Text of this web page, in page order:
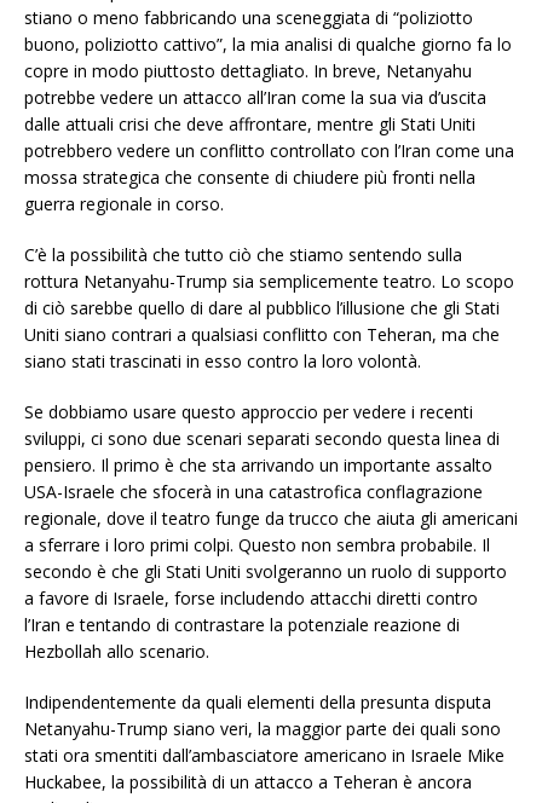
stiano o meno fabbricando una sceneggiata di “poliziotto
buono, poliziotto cattivo”, la mia analisi di qualche giorno fa lo
copre in modo piuttosto dettagliato. In breve, Netanyahu
potrebbe vedere un attacco all’Iran come la sua via d’uscita
dalle attuali crisi che deve affrontare, mentre gli Stati Uniti
potrebbero vedere un conflitto controllato con l’Iran come una
mossa strategica che consente di chiudere più fronti nella
guerra regionale in corso.
C’è la possibilità che tutto ciò che stiamo sentendo sulla
rottura Netanyahu-Trump sia semplicemente teatro. Lo scopo
di ciò sarebbe quello di dare al pubblico l’illusione che gli Stati
Uniti siano contrari a qualsiasi conflitto con Teheran, ma che
siano stati trascinati in esso contro la loro volontà.
Se dobbiamo usare questo approccio per vedere i recenti
sviluppi, ci sono due scenari separati secondo questa linea di
pensiero. Il primo è che sta arrivando un importante assalto
USA-Israele che sfocerà in una catastrofica conflagrazione
regionale, dove il teatro funge da trucco che aiuta gli americani
a sferrare i loro primi colpi. Questo non sembra probabile. Il
secondo è che gli Stati Uniti svolgeranno un ruolo di supporto
a favore di Israele, forse includendo attacchi diretti contro
l’Iran e tentando di contrastare la potenziale reazione di
Hezbollah allo scenario.
Indipendentemente da quali elementi della presunta disputa
Netanyahu-Trump siano veri, la maggior parte dei quali sono
stati ora smentiti dall’ambasciatore americano in Israele Mike
Huckabee, la possibilità di un attacco a Teheran è ancora